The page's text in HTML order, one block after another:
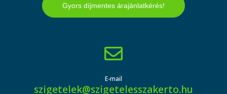
Gyors díjmentes árajánlatkérés!
E-mail
szigetelek@szigetelesszakerto.hu